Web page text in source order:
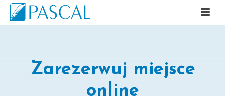
Zarezerwuj miejsce
online